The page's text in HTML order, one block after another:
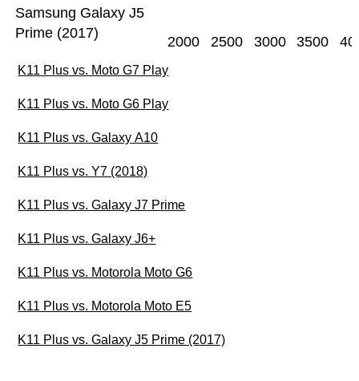
Samsung Galaxy J5
Prime (2017)
2000 2500 3000 3500
K11 Plus vs. Moto G7 Play
K11 Plus vs. Moto G6 Play
K11 Plus vs. Galaxy A10
K11 Plus vs. Y7 (2018)
K11 Plus vs. Galaxy J7 Prime
K11 Plus vs. Galaxy J6+
K11 Plus vs. Motorola Moto G6
K11 Plus vs. Motorola Moto E5
K11 Plus vs. Galaxy J5 Prime (2017)